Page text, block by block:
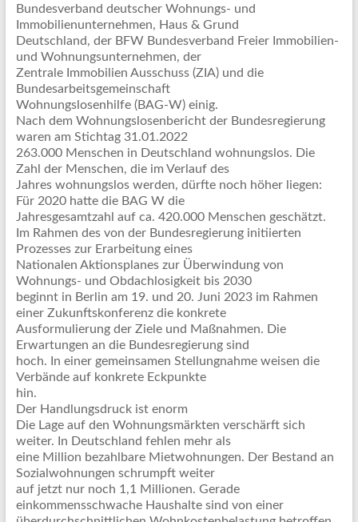
Bundesverband deutscher Wohnungs- und
Immobilienunternehmen, Haus & Grund
Deutschland, der BFW Bundesverband Freier Immobilien-
und Wohnungsunternehmen, der
Zentrale Immobilien Ausschuss (ZIA) und die
Bundesarbeitsgemeinschaft
Wohnungslosenhilfe (BAG-W) einig.
Nach dem Wohnungslosenbericht der Bundesregierung
waren am Stichtag 31.01.2022
263.000 Menschen in Deutschland wohnungslos. Die
Zahl der Menschen, die im Verlauf des
Jahres wohnungslos werden, dürfte noch höher liegen:
Für 2020 hatte die BAG W die
Jahresgesamtzahl auf ca. 420.000 Menschen geschätzt.
Im Rahmen des von der Bundesregierung initiierten
Prozesses zur Erarbeitung eines
Nationalen Aktionsplanes zur Überwindung von
Wohnungs- und Obdachlosigkeit bis 2030
beginnt in Berlin am 19. und 20. Juni 2023 im Rahmen
einer Zukunftskonferenz die konkrete
Ausformulierung der Ziele und Maßnahmen. Die
Erwartungen an die Bundesregierung sind
hoch. In einer gemeinsamen Stellungnahme weisen die
Verbände auf konkrete Eckpunkte
hin.
Der Handlungsdruck ist enorm
Die Lage auf den Wohnungsmärkten verschärft sich
weiter. In Deutschland fehlen mehr als
eine Million bezahlbare Mietwohnungen. Der Bestand an
Sozialwohnungen schrumpft weiter
auf jetzt nur noch 1,1 Millionen. Gerade
einkommensschwache Haushalte sind von einer